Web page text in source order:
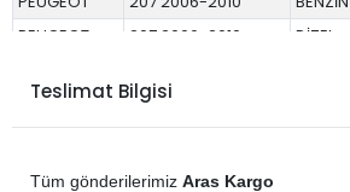
PEUGEOT
207 2006-2010 DİZEL
PEUGEOT
207 2010-2012
PEUGEOT
207 2010-2012
Teslimat Bilgisi
Tüm gönderilerimiz Aras Kargo